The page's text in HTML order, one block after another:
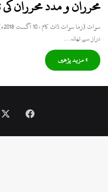
محرران و مدد محرران
دراز سے تھانہ…
» مزید پڑھیں